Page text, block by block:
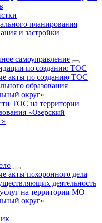
планирования
и застройки
самоуправление
по созданию ТОС
акты по созданию ТОС
образования
округ»
ТОС на территории
«Озерский
акты похоронного дела
деятельность
на территории МО
округ»